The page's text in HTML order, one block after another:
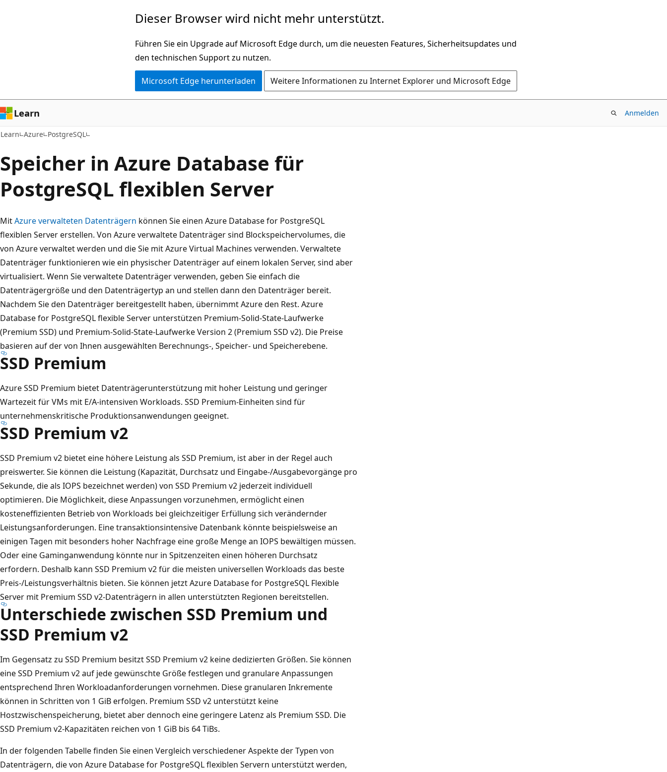
Dieser Browser wird nicht mehr unterstützt.
Führen Sie ein Upgrade auf Microsoft Edge durch, um die neuesten Features, Sicherheitsupdates und
den technischen Support zu nutzen.
Microsoft Edge herunterladen Weitere Informationen zu Internet Explorer und Microsoft Edge
Learn Anmelden
Learn Azure PostgreSQL
Speicher in Azure Database für
PostgreSQL flexiblen Server
MitAzure verwalteten Datenträgern können Sie einen Azure Database for PostgreSQL
flexiblen Server erstellen. Von Azure verwaltete Datenträger sind Blockspeichervolumes, die
von Azure verwaltet werden und die Sie mit Azure Virtual Machines verwenden. Verwaltete
Datenträger funktionieren wie ein physischer Datenträger auf einem lokalen Server, sind aber
virtualisiert. Wenn Sie verwaltete Datenträger verwenden, geben Sie einfach die
Datenträgergröße und den Datenträgertyp an und stellen dann den Datenträger bereit.
Nachdem Sie den Datenträger bereitgestellt haben, übernimmt Azure den Rest. Azure
Database for PostgreSQL flexible Server unterstützen Premium-Solid-State-Laufwerke
(Premium SSD) und Premium-Solid-State-Laufwerke Version 2 (Premium SSD v2). Die Preise
basieren auf der von Ihnen ausgewählten Berechnungs-, Speicher- und Speicherebene.
SSD Premium
Azure SSD Premium bietet Datenträgerunterstützung mit hoher Leistung und geringer
Wartezeit für VMs mit E/A-intensiven Workloads. SSD Premium-Einheiten sind für
unternehmenskritische Produktionsanwendungen geeignet.
SSD Premium v2
SSD Premium v2 bietet eine höhere Leistung als SSD Premium, ist aber in der Regel auch
preiswerter. Sie können die Leistung (Kapazität, Durchsatz und Eingabe-/Ausgabevorgänge pro
Sekunde, die als IOPS bezeichnet werden) von SSD Premium v2 jederzeit individuell
optimieren. Die Möglichkeit, diese Anpassungen vorzunehmen, ermöglicht einen
kosteneffizienten Betrieb von Workloads bei gleichzeitiger Erfüllung sich verändernder
Leistungsanforderungen. Eine transaktionsintensive Datenbank könnte beispielsweise an
einigen Tagen mit besonders hoher Nachfrage eine große Menge an IOPS bewältigen müssen.
Oder eine Gaminganwendung könnte nur in Spitzenzeiten einen höheren Durchsatz
erfordern. Deshalb kann SSD Premium v2 für die meisten universellen Workloads das beste
Preis-/Leistungsverhältnis bieten. Sie können jetzt Azure Database for PostgreSQL Flexible
Server mit Premium SSD v2-Datenträgern in allen unterstützten Regionen bereitstellen.
Unterschiede zwischen SSD Premium und
SSD Premium v2
Im Gegensatz zu SSD Premium besitzt SSD Premium v2 keine dedizierten Größen. Sie können
eine SSD Premium v2 auf jede gewünschte Größe festlegen und granulare Anpassungen
entsprechend Ihren Workloadanforderungen vornehmen. Diese granularen Inkremente
können in Schritten von 1 GiB erfolgen. Premium SSD v2 unterstützt keine
Hostzwischenspeicherung, bietet aber dennoch eine geringere Latenz als Premium SSD. Die
SSD Premium v2-Kapazitäten reichen von 1 GiB bis 64 TiBs.
In der folgenden Tabelle finden Sie einen Vergleich verschiedener Aspekte der Typen von
Datenträgern, die von Azure Database for PostgreSQL flexiblen Servern unterstützt werden,